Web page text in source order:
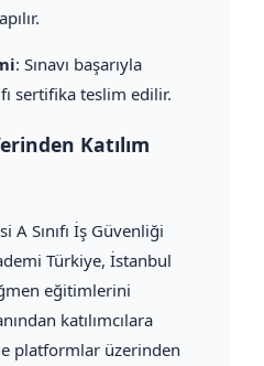
: Sınavı başarıyla
sertifika teslim edilir.
Katılım
Sınıfı İş Güvenliği
Türkiye, İstanbul
eğitimlerini
katılımcılara
platformlar üzerinden